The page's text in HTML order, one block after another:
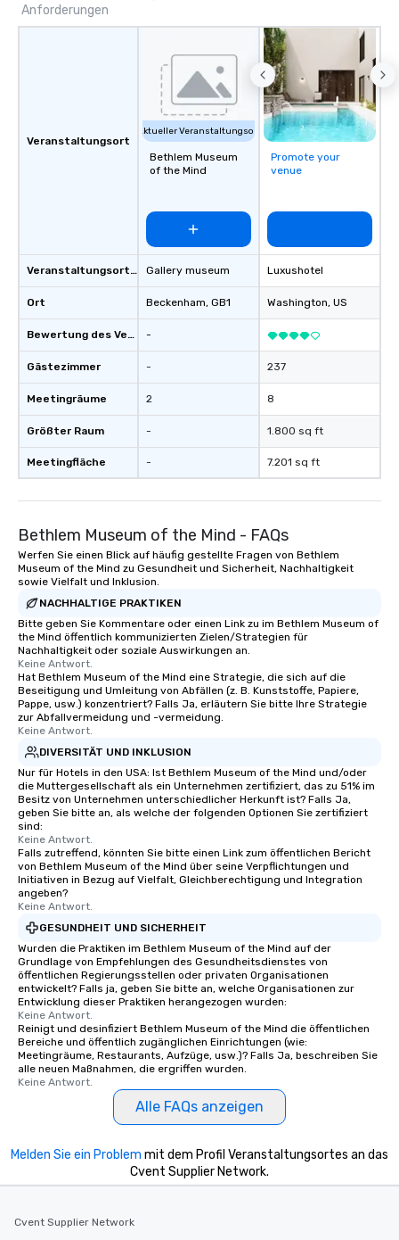
Anforderungen
Veranstaltungsort
Veranstaltungsortstyp
Ort
Bewertung des Veranstaltungsortes
Gästezimmer
Meetingräume
Größter Raum
Meetingfläche
Aktueller Veranstaltungsort
Bethlem Museum
of the Mind
Gallery museum
Beckenham, GB1
-
-
2
-
-
Promote your
venue
Luxushotel
Washington, US
237
8
1.800 sq ft
7.201 sq ft
Bethlem Museum of the Mind - FAQs
Werfen Sie einen Blick auf häufig gestellte Fragen von Bethlem
Museum of the Mind zu Gesundheit und Sicherheit, Nachhaltigkeit
sowie Vielfalt und Inklusion.
NACHHALTIGE PRAKTIKEN
Bitte geben Sie Kommentare oder einen Link zu im Bethlem Museum of
the Mind öffentlich kommunizierten Zielen/Strategien für
Nachhaltigkeit oder soziale Auswirkungen an.
Keine Antwort.
Hat Bethlem Museum of the Mind eine Strategie, die sich auf die
Beseitigung und Umleitung von Abfällen (z. B. Kunststoffe, Papiere,
Pappe, usw.) konzentriert? Falls Ja, erläutern Sie bitte Ihre Strategie
zur Abfallvermeidung und -vermeidung.
Keine Antwort.
DIVERSITÄT UND INKLUSION
Nur für Hotels in den USA: Ist Bethlem Museum of the Mind und/oder
die Muttergesellschaft als ein Unternehmen zertifiziert, das zu 51% im
Besitz von Unternehmen unterschiedlicher Herkunft ist? Falls Ja,
geben Sie bitte an, als welche der folgenden Optionen Sie zertifiziert
sind:
Keine Antwort.
Falls zutreffend, könnten Sie bitte einen Link zum öffentlichen Bericht
von Bethlem Museum of the Mind über seine Verpflichtungen und
Initiativen in Bezug auf Vielfalt, Gleichberechtigung und Integration
angeben?
Keine Antwort.
GESUNDHEIT UND SICHERHEIT
Wurden die Praktiken im Bethlem Museum of the Mind auf der
Grundlage von Empfehlungen des Gesundheitsdienstes von
öffentlichen Regierungsstellen oder privaten Organisationen
entwickelt? Falls ja, geben Sie bitte an, welche Organisationen zur
Entwicklung dieser Praktiken herangezogen wurden:
Keine Antwort.
Reinigt und desinfiziert Bethlem Museum of the Mind die öffentlichen
Bereiche und öffentlich zugänglichen Einrichtungen (wie:
Meetingräume, Restaurants, Aufzüge, usw.)? Falls Ja, beschreiben Sie
alle neuen Maßnahmen, die ergriffen wurden.
Keine Antwort.
Alle FAQs anzeigen
Melden Sie ein Problem mit dem Profil Veranstaltungsortes an das
Cvent Supplier Network.
Cvent Supplier Network